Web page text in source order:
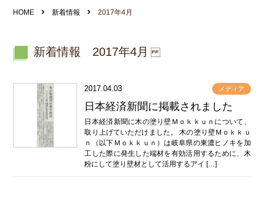
HOME 新着情報 2017年4月
新着情報 2017年4月
2017.04.03 メディア
日本経済新聞に掲載されました
日本経済新聞に木の塗り壁Ｍｏｋｋｕｎについて、
取り上げていただけました。 木の塗り壁Ｍｏｋｋｕ
ｎ（以下Ｍｏｋｋｕｎ）は岐阜県の東濃ヒノキを加
工した際に発生した端材を有効活用するために、木
粉にして塗り壁材として活用するアイ […]